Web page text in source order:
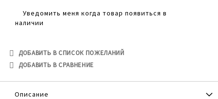
Уведомить меня когда товар появиться в
наличии
ДОБАВИТЬ В СПИСОК ПОЖЕЛАНИЙ
ДОБАВИТЬ В СРАВНЕНИЕ
Описание